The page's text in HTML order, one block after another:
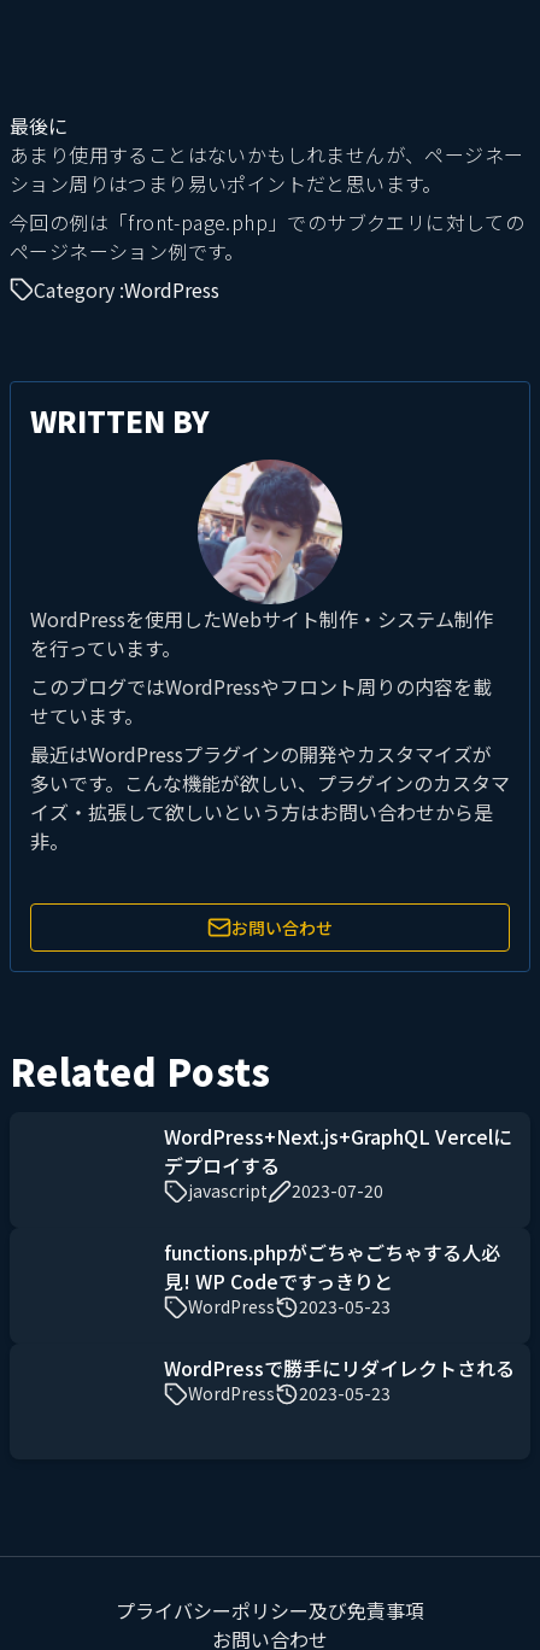
最後に
あまり使用することはないかもしれませんが、ページネー
ション周りはつまり易いポイントだと思います。
今回の例は「front-page.php」でのサブクエリに対しての
ページネーション例です。
Category :WordPress
WRITTEN BY
WordPressを使用したWebサイト制作・システム制作
を行っています。
このブログではWordPressやフロント周りの内容を載
せています。
最近はWordPressプラグインの開発やカスタマイズが
多いです。こんな機能が欲しい、プラグインのカスタマ
イズ・拡張して欲しいという方はお問い合わせから是
非。
お問い合わせ
Related Posts
WordPress+Next.js+GraphQL Vercelに
デプロイする
javascript 2023-07-20
functions.phpがごちゃごちゃする人必
見! WP Codeですっきりと
WordPress 2023-05-23
WordPressで勝手にリダイレクトされる
WordPress 2023-05-23
プライバシーポリシー及び免責事項
お問い合わせ